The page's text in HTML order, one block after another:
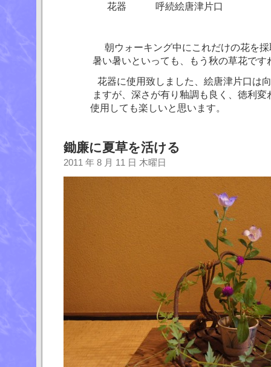
花器 呼続絵唐津片口
朝ウォーキング中にこれだけの花を採取
暑い暑いといっても、もう秋の草花です
花器に使用致しました、絵唐津片口は向
ますが、深さが有り釉調も良く、徳利変
使用しても楽しいと思います。
鋤廉に夏草を活ける
2011 年 8 月 11 日 木曜日